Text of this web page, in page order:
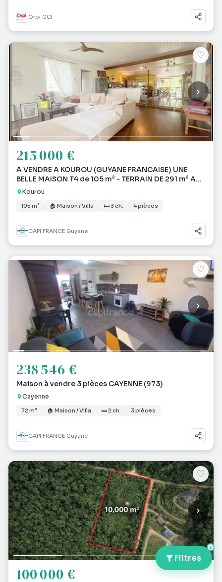
Filtres
2
Orpi GCI
♡
215 000 €
A VENDRE A KOUROU (GUYANE FRANCAISE) UNE
BELLE MAISON T4 de 105 m² - TERRAIN DE 291 m² AU
PRIX DE 21
Kourou
105 m² 🏠 Maison / Villa 🛏 3 ch. 4 pièces
CAPI FRANCE Guyane
♡
238 546 €
Maison à vendre 3 pièces CAYENNE (973)
Cayenne
72 m² 🏠 Maison / Villa 🛏 2 ch. 3 pièces
CAPI FRANCE Guyane
♡
100 000 €